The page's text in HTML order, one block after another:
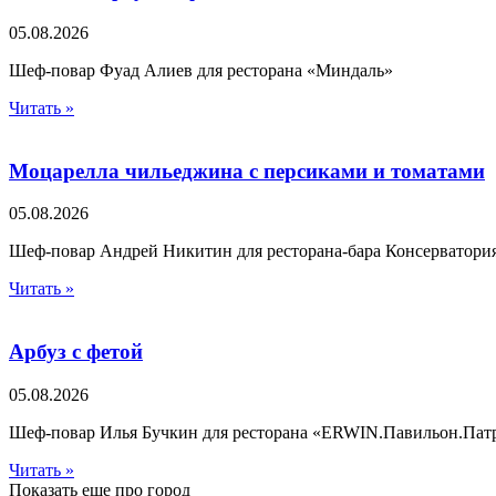
05.08.2026
Шеф-повар Фуад Алиев для ресторана «Миндаль»
Читать »
Моцарелла чильеджина с персиками и томатами
05.08.2026
Шеф-повар Андрей Никитин для ресторана-бара
Читать »
Арбуз с фетой
05.08.2026
Шеф-повар Илья Бучкин для ресторана
Читать »
Показать еще про город